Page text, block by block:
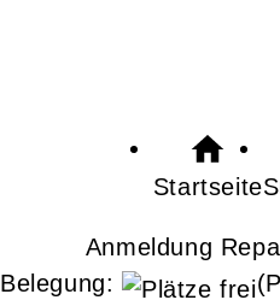
Startseite
Anmeldung
Belegung: